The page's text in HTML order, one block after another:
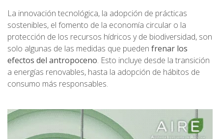
La innovación tecnológica, la adopción de prácticas
sostenibles, el fomento de la economía circular o la
protección de los recursos hídricos y de biodiversidad, son
solo algunas de las medidas que pueden frenar los
efectos del antropoceno. Esto incluye desde la transición
a energías renovables, hasta la adopción de hábitos de
consumo más responsables.